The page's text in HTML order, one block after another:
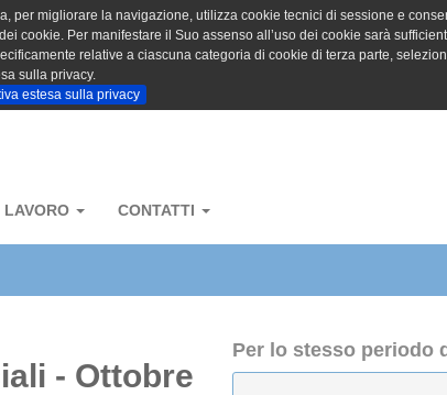
migliorare la navigazione, utilizza cookie tecnici di sessione e
cookie. Per manifestare il Suo assenso all’uso dei cookie sarà
relative a ciascuna categoria di cookie di terza parte,
sulla privacy.
estesa sulla privacy
LAVORO CONTATTI
- Ottobre
Per lo stesso periodo